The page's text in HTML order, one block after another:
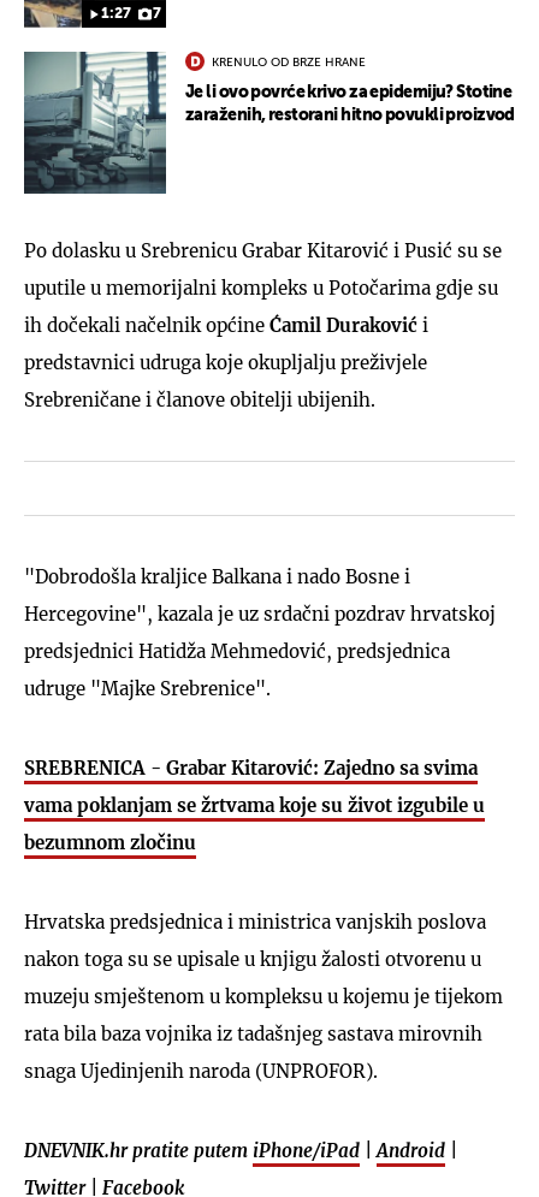
1:27 7
KRENULO OD BRZE HRANE
Je li ovo povrće krivo za epidemiju? Stotine
zaraženih, restorani hitno povukli proizvod
Po dolasku u Srebrenicu Grabar Kitarović i Pusić su se
uputile u memorijalni kompleks u Potočarima gdje su
ih dočekali načelnik općine Ćamil Duraković i
predstavnici udruga koje okupljalju preživjele
Srebreničane i članove obitelji ubijenih.
"Dobrodošla kraljice Balkana i nado Bosne i
Hercegovine", kazala je uz srdačni pozdrav hrvatskoj
predsjednici Hatidža Mehmedović, predsjednica
udruge "Majke Srebrenice".
SREBRENICA - Grabar Kitarović: Zajedno sa svima
vama poklanjam se žrtvama koje su život izgubile u
bezumnom zločinu
Hrvatska predsjednica i ministrica vanjskih poslova
nakon toga su se upisale u knjigu žalosti otvorenu u
muzeju smještenom u kompleksu u kojemu je tijekom
rata bila baza vojnika iz tadašnjeg sastava mirovnih
snaga Ujedinjenih naroda (UNPROFOR).
DNEVNIK.hr pratite putem iPhone/iPad Android
Twitter| Facebook